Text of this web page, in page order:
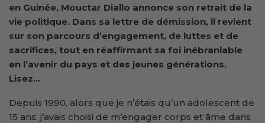
en Guinée, Mouctar Diallo annonce son retrait de la
vie politique. Dans sa lettre de démission, il revient
sur son parcours d’engagement, de luttes et de
sacrifices, tout en réaffirmant sa foi inébranlable
en l’avenir du pays et des jeunes générations.
Lisez…
Depuis 1990, alors que je n’étais qu’un adolescent de
15 ans, j’avais choisi de m’engager corps et âme dans